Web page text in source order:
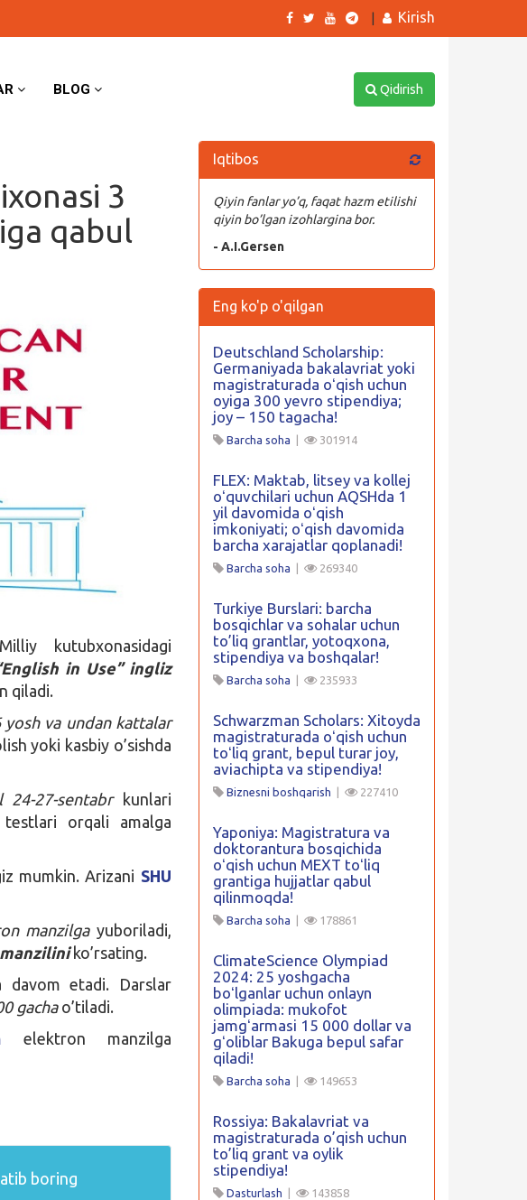
Kirish
BLOG Qidirish
3
qabul
kutubxonasidagi
in Use” ingliz
qiladi.
yosh va undan kattalar
yoki kasbiy o’sishda
24-27-sentabrkunlari
testlari orqali amalga
mumkin. Arizani SHU
manzilgayuboriladi,
ko’rsating.
davom etadi. Darslar
gachao’tiladi.
elektron manzilga
boring
Iqtibos
Qiyin fanlar yo’q, faqat hazm etilishi
qiyin bo’lgan izohlargina bor.
- A.I.Gersen
Eng ko'p o'qilgan
Deutschland Scholarship:
Germaniyada bakalavriat yoki
magistraturada oʻqish uchun
oyiga 300 yevro stipendiya;
joy – 150 tagacha!
Barcha soha 301914
FLEX: Maktab, litsey va kollej
oʻquvchilari uchun AQSHda 1
yil davomida oʻqish
imkoniyati; oʻqish davomida
barcha xarajatlar qoplanadi!
Barcha soha 269340
Turkiye Burslari: barcha
bosqichlar va sohalar uchun
to’liq grantlar, yotoqxona,
stipendiya va boshqalar!
Barcha soha 235933
Schwarzman Scholars: Xitoyda
magistraturada oʻqish uchun
toʻliq grant, bepul turar joy,
aviachipta va stipendiya!
Biznesni boshqarish 227410
Yaponiya: Magistratura va
doktorantura bosqichida
oʻqish uchun MEXT toʻliq
grantiga hujjatlar qabul
qilinmoqda!
Barcha soha 178861
ClimateScience Olympiad
2024: 25 yoshgacha
boʻlganlar uchun onlayn
olimpiada: mukofot
jamgʻarmasi 15 000 dollar va
gʻoliblar Bakuga bepul safar
qiladi!
Barcha soha 149653
Rossiya: Bakalavriat va
magistraturada o’qish uchun
to’liq grant va oylik
stipendiya!
Dasturlash 143858